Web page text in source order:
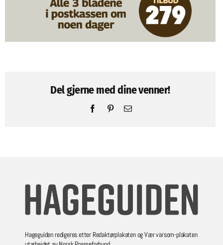
Del gjerne med dine venner!
Facebook
PinterestEmail
Hageguiden redigeres etter Redaktørplakaten og Vær varsom-plakaten